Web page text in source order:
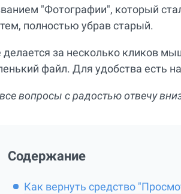
"Фотографии", который
полностью убрав старый.
делается за несколько кликов
файл. Для удобства есть
вопросы с радостью отвечу
Содержание
Как вернуть средство